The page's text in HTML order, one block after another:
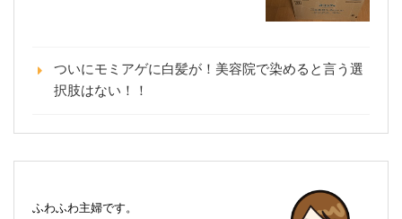
ついにモミアゲに白髪が！美容院で染めると言う選
択肢はない！！
ふわふわ主婦です。